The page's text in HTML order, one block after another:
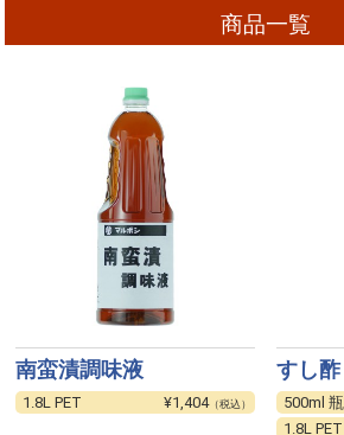
商品一覧
南蛮漬調味液
1.8L PET ¥1,404（税込）
すし酢
500ml 瓶
1.8L PET